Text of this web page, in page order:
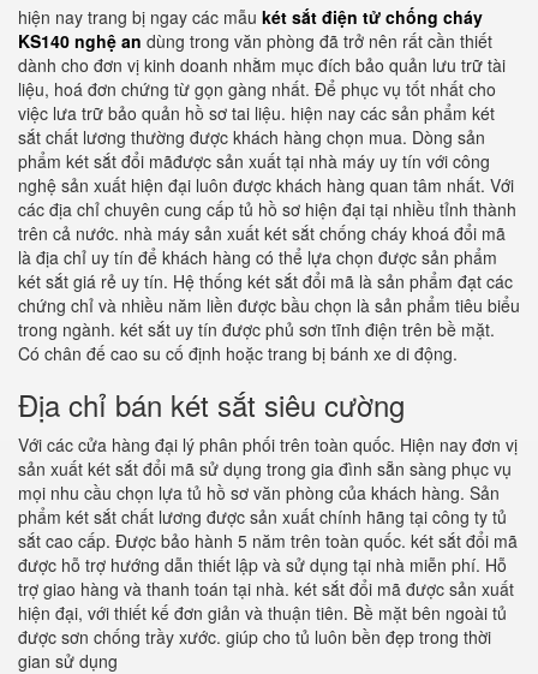
hiện nay trang bị ngay các mẫu két sắt điện tử chống cháy
KS140 nghệ an dùng trong văn phòng đã trở nên rất cần thiết
dành cho đơn vị kinh doanh nhằm mục đích bảo quản lưu trữ tài
liệu, hoá đơn chứng từ gọn gàng nhất. Để phục vụ tốt nhất cho
việc lưa trữ bảo quản hồ sơ tai liệu. hiện nay các sản phẩm két
sắt chất lương thường được khách hàng chọn mua. Dòng sản
phẩm két sắt đổi mãđược sản xuất tại nhà máy uy tín với công
nghệ sản xuất hiện đại luôn được khách hàng quan tâm nhất. Với
các địa chỉ chuyên cung cấp tủ hồ sơ hiện đại tại nhiều tỉnh thành
trên cả nước. nhà máy sản xuất két sắt chống cháy khoá đổi mã
là địa chỉ uy tín để khách hàng có thể lựa chọn được sản phẩm
két sắt giá rẻ uy tín. Hệ thống két sắt đổi mã là sản phẩm đạt các
chứng chỉ và nhiều năm liền được bầu chọn là sản phẩm tiêu biểu
trong ngành. két sắt uy tín được phủ sơn tĩnh điện trên bề mặt.
Có chân đế cao su cố định hoặc trang bị bánh xe di động.
Địa chỉ bán két sắt siêu cường
Với các cửa hàng đại lý phân phối trên toàn quốc. Hiện nay đơn vị
sản xuất két sắt đổi mã sử dụng trong gia đình sẵn sàng phục vụ
mọi nhu cầu chọn lựa tủ hồ sơ văn phòng của khách hàng. Sản
phẩm két sắt chất lương được sản xuất chính hãng tại công ty tủ
sắt cao cấp. Được bảo hành 5 năm trên toàn quốc. két sắt đổi mã
được hỗ trợ hướng dẫn thiết lập và sử dụng tại nhà miễn phí. Hỗ
trợ giao hàng và thanh toán tại nhà. két sắt đổi mã được sản xuất
hiện đại, với thiết kế đơn giản và thuận tiên. Bề mặt bên ngoài tủ
được sơn chống trầy xước. giúp cho tủ luôn bền đẹp trong thời
gian sử dụng